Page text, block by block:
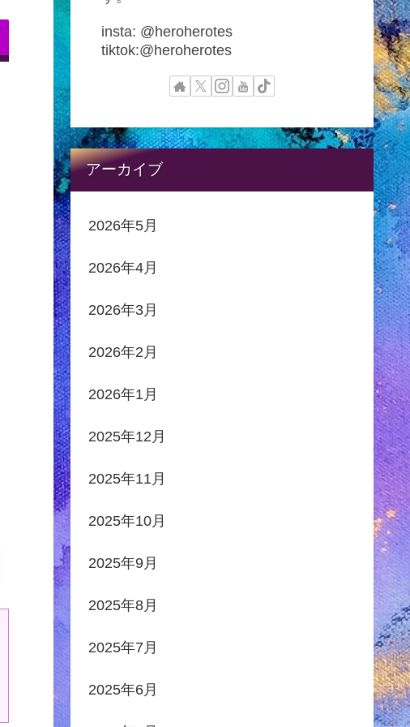
insta: @heroherotes
tiktok:@heroherotes
アーカイブ
2026年5月
2026年4月
2026年3月
2026年2月
2026年1月
2025年12月
2025年11月
2025年10月
2025年9月
2025年8月
2025年7月
2025年6月